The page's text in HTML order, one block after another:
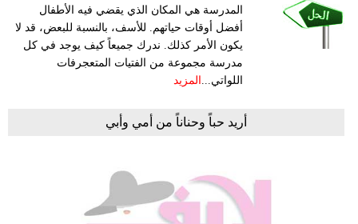
المدرسة هي المكان الذي يقضي فيه الأطفال
أفضل أوقات حياتهم. للأسف، بالنسبة للبعض، قد لا
يكون الأمر كذلك. ندرك جميعاً كيف يوجد في كل
مدرسة مجموعة من الفتيات المتعجرفات
اللواتي...
المزيد
أريد حباً وحناناً من أمي وأبي